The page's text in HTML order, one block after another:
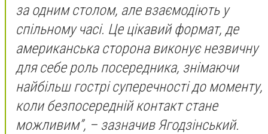
за одним столом, але взаємодіють у
спільному часі. Це цікавий формат, де
американська сторона виконує незвичну
для себе роль посередника, знімаючи
найбільш гострі суперечності до моменту,
коли безпосередній контакт стане
можливим”, – зазначив Ягодзінський.